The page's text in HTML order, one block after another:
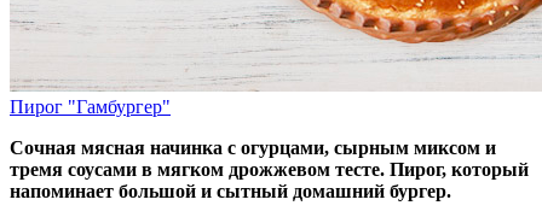
Пирог "Гамбургер"
Сочная мясная начинка с огурцами, сырным миксом и
тремя соусами в мягком дрожжевом тесте. Пирог, который
напоминает большой и сытный домашний бургер.